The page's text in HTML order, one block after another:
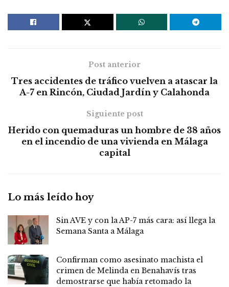
Post anterior
Tres accidentes de tráfico vuelven a atascar la
A-7 en Rincón, Ciudad Jardín y Calahonda
Siguiente post
Herido con quemaduras un hombre de 38 años
en el incendio de una vivienda en Málaga
capital
Lo más leído hoy
Sin AVE y con la AP-7 más cara: así llega la
Semana Santa a Málaga
Confirman como asesinato machista el
crimen de Melinda en Benahavís tras
demostrarse que había retomado la